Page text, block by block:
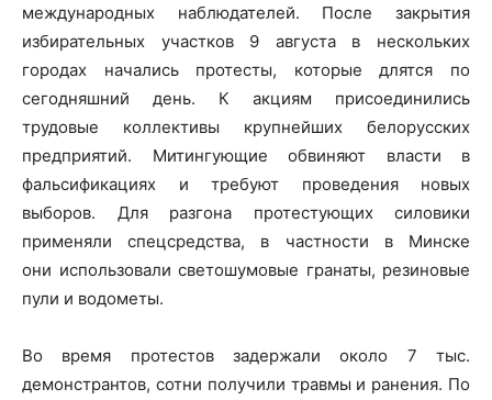
международных наблюдателей. После закрытия
избирательных участков 9 августа в нескольких
городах начались протесты, которые длятся по
сегодняшний день. К акциям присоединились
трудовые коллективы крупнейших белорусских
предприятий. Митингующие обвиняют власти в
фальсификациях и требуют проведения новых
выборов. Для разгона протестующих силовики
применяли спецсредства, в частности в Минске
они использовали светошумовые гранаты, резиновые
пули и водометы.
Во время протестов задержали около 7 тыс.
демонстрантов, сотни получили травмы и ранения. По